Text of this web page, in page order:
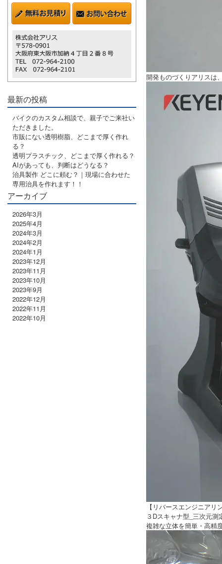
開発ものづくりアリスは
【リバースエンジニアリ
３Dスキャナ型_三次元
複雑な立体を簡単・高精
最新の投稿
バイクのカスタム相談で、親子でご来社い
ただきました。
市販にない透明樹脂、どこまで厚く作れ
る？
透明プラスチック、どこまで厚く作れる？
AIがあっても、判断はどうなる？
治具製作 どこに頼む？｜現場に合わせた
専用治具を作れます！！
アーカイブ
2026年3月
2025年4月
2024年3月
2024年2月
2024年1月
2023年12月
2023年11月
2023年10月
2023年9月
2022年12月
2022年11月
2022年10月